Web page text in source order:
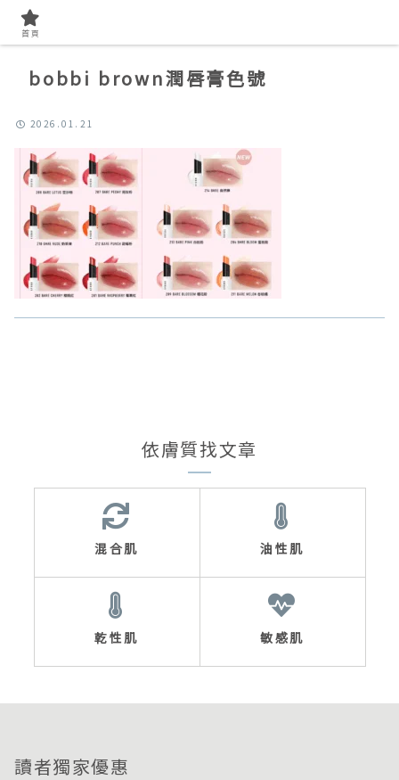
bobbi brown潤唇膏色號
2026.01.21
依膚質找文章
混合肌 油性肌
乾性肌 敏感肌
讀者獨家優惠
首頁